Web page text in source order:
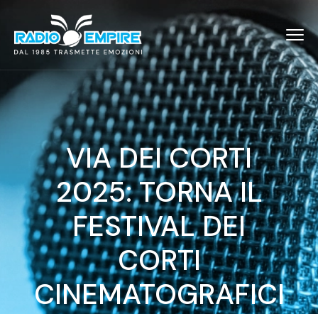
VIA DEI CORTI
2025: TORNA IL
FESTIVAL DEI
CORTI
CINEMATOGRAFICI